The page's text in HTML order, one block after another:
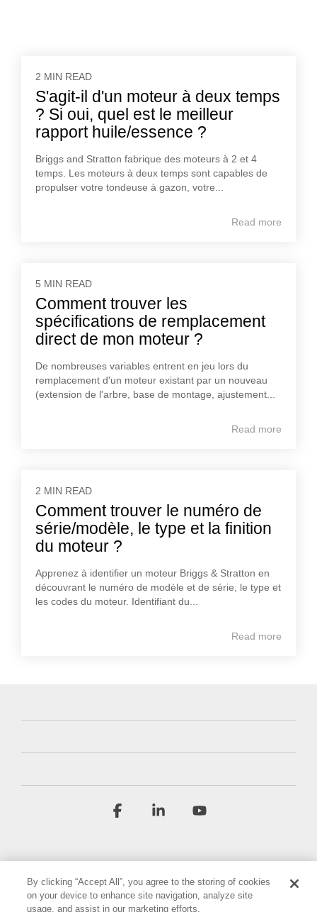
2 MIN READ
S'agit-il d'un moteur à deux temps
? Si oui, quel est le meilleur
rapport huile/essence ?
Briggs and Stratton fabrique des moteurs à 2 et 4
temps. Les moteurs à deux temps sont capables de
propulser votre tondeuse à gazon, votre...
Read more
5 MIN READ
Comment trouver les
spécifications de remplacement
direct de mon moteur ?
De nombreuses variables entrent en jeu lors du
remplacement d'un moteur existant par un nouveau
(extension de l'arbre, base de montage, ajustement...
Read more
2 MIN READ
Comment trouver le numéro de
série/modèle, le type et la finition
du moteur ?
Apprenez à identifier un moteur Briggs & Stratton en
découvrant le numéro de modèle et de série, le type et
les codes du moteur. Identifiant du...
Read more
Facebook Linkedin
By clicking “Accept All”, you agree to the storing of cookies
on your device to enhance site navigation, analyze site
usage, and assist in our marketing efforts.